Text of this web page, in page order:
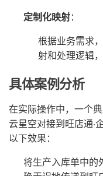
定制化映射：
根据业务需求
射和处理逻辑
具体案例分析
在实际操作中，一个
云星空对接到旺店通·
以下效果：
将生产入库单中的